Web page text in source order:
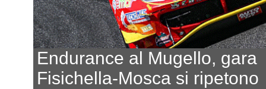
Endurance al Mugello, gara
Fisichella-Mosca si ripetono